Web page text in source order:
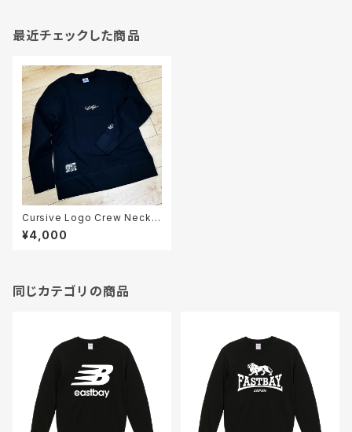
最近チェックした商品
Cursive Logo Crew Neck
スウェット / 黒
¥4,000
同じカテゴリの商品